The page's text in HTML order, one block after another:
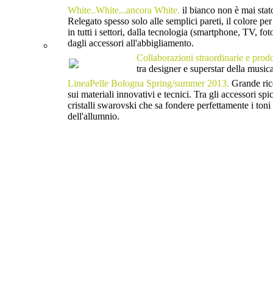
White..White...ancora White. il bianco non è mai
Relegato spesso solo alle semplici pareti, il colore
in tutti i settori, dalla tecnologia (smartphone, TV,
dagli accessori all'abbigliamento.
Collaborazioni straordinarie e
tra designer e superstar della
LineaPelle Bologna Spring/summer 2013. Grande
sui materiali innovativi e tecnici. Tra gli accessori
cristalli swarovski che sa fondere perfettamente i
dell'allumnio.